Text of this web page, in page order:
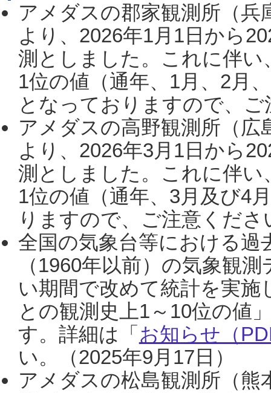
アメダスの郡家観測所（
より、2026年1月1日から
測としました。これに伴い
1位の値（通年、1月、2月
となっておりますので、
アメダスの高野観測所（
より、2026年3月1日から
測としました。これに伴い
1位の値（通年、3月及び4
りますので、ご注意くだ
全国の気象台等における過
（1960年以前）の気象観
い期間で改めて統計を実
との観測史上1～10位の値
す。詳細は「 お知らせ（
い。（2025年9月17日）
アメダスの松島観測所（熊